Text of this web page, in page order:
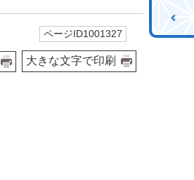
ページID1001327
大きな文字で印刷